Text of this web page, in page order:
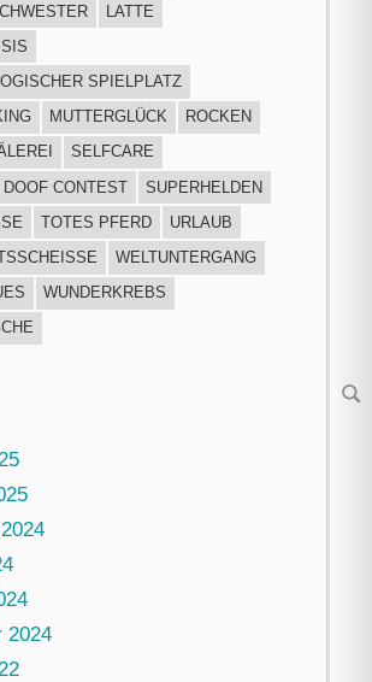
LATTE
SPIELPLATZ
MUTTERGLÜCK
ROCKEN
SELFCARE
CONTEST
SUPERHELDEN
TOTES PFERD
URLAUB
WELTUNTERGANG
WUNDERKREBS
2024